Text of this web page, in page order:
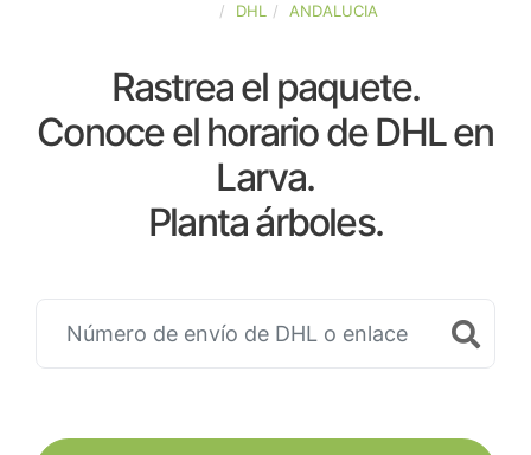
DHL ANDALUCIA
Rastrea el paquete.
Conoce el horario de DHL en
Larva.
Planta árboles.